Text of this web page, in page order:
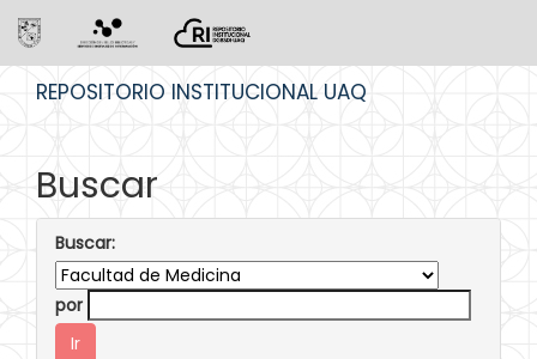
REPOSITORIO INSTITUCIONAL UAQ
Buscar
Buscar:
por